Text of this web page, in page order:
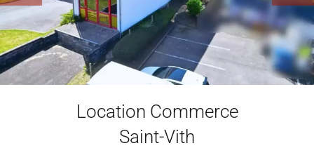
Location Commerce
Saint-Vith